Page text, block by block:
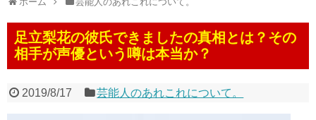
足立梨花の彼氏できましたの真相とは？その
相手が声優という噂は本当か？
2019/8/17 芸能人のあれこれについて。